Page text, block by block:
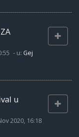
- u: Gej
u
2020, 16:18